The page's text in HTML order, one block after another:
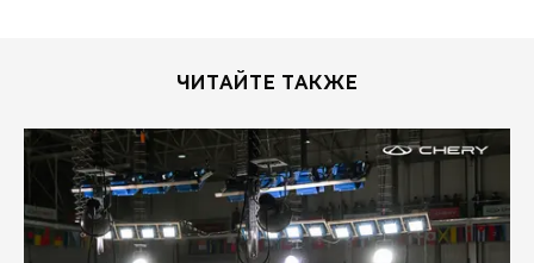
ЧИТАЙТЕ ТАКЖЕ